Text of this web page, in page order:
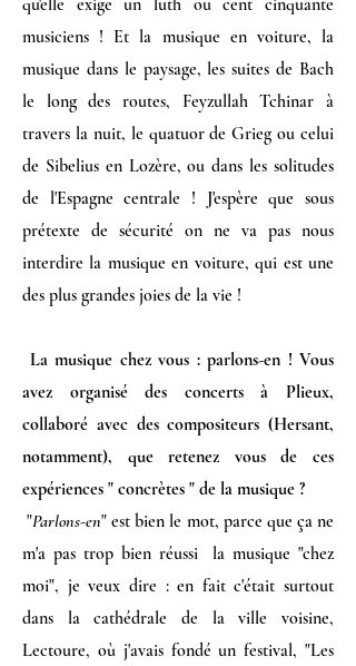
qu'elle exige un luth ou cent cinquante
musiciens ! Et la musique en voiture, la
musique dans le paysage, les suites de Bach
le long des routes, Feyzullah Tchinar à
travers la nuit, le quatuor de Grieg ou celui
de Sibelius en Lozère, ou dans les solitudes
de l'Espagne centrale ! J'espère que sous
prétexte de sécurité on ne va pas nous
interdire la musique en voiture, qui est une
des plus grandes joies de la vie !
La musique chez vous : parlons-en ! Vous
avez organisé des concerts à Plieux,
collaboré avec des compositeurs (Hersant,
notamment), que retenez vous de ces
expériences " concrètes " de la musique ?
"Parlons-en" est bien le mot, parce que ça ne
m'a pas trop bien réussi la musique "chez
moi", je veux dire : en fait c'était surtout
dans la cathédrale de la ville voisine,
Lectoure, où j'avais fondé un festival, "Les